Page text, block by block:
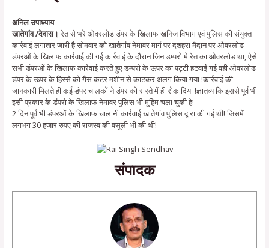
अनिल उपाध्याय
खातेगांव /देवास। रेत से भरे ओवरलोड डंपर के खिलाफ खनिज विभाग एवं पुलिस की संयुक्त
कार्रवाई लगातार जारी है सोमवार को खातेगांव नेमावर मार्ग पर दशहरा मैदान पर ओवरलोड
डंपरओं के खिलाफ कार्रवाई की गई कार्रवाई के दौरान जिन डम्परो मे रेत का ओवरलोड था, ऐसे
सभी डंपरओं के खिलाफ कार्रवाई करते हुए डम्परो के ऊपर का पट्टी हटवाई गई वही ओवरलोड
डंपर के ऊपर के हिस्से को गैस कटर मशीन से काटकर अलग किया गया !कार्रवाई की
जानकारी मिलते ही कई डंपर चालकों ने डंपर को रास्ते में ही रोक दिया !ज्ञातव्य कि इससे पूर्व भी
इसी प्रकार के डंपरो के खिलाफ नेमावर पुलिस भी मुहिम चला चुकी हे!
2 दिन पूर्व भी डंपरओं के खिलाफ चालानी कार्रवाई खातेगांव पुलिस द्वारा की गई थी! जिसमें
लगभग 30 हजार रुपए की राजस्व की वसूली भी की थी!
संपादक